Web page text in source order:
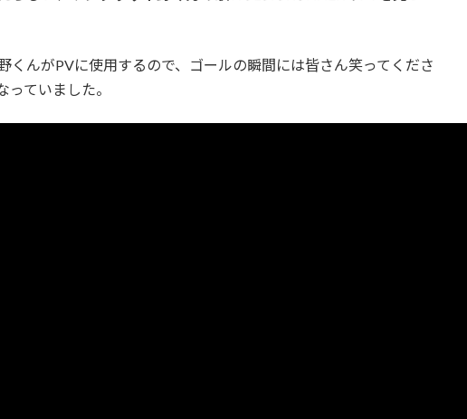
くんがPVに使用するので、ゴールの瞬間には皆さん笑ってくださ
ていました。